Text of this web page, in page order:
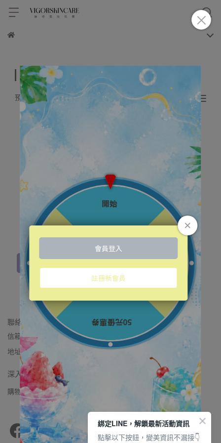
胜肽修護系列
預設排序 共 1 件商品
成分升級！專為敏弱肌設計
的高濃度修護精華
乳胜肽濃萃修護精華
𝙉𝙀𝙒全新升級版！
聯絡我們
信箱：vigorskincare.tw@gmail.com
地址：桃園市桃園區中山路595號2樓
深入了解
購物須知 退款政策 加入LINE好友
綁定LINE，解鎖最新活動資訊
點擊以下按鈕，變美資訊不漏接👇